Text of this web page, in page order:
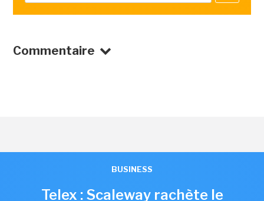
Commentaire
BUSINESS
Telex : Scaleway rachète le